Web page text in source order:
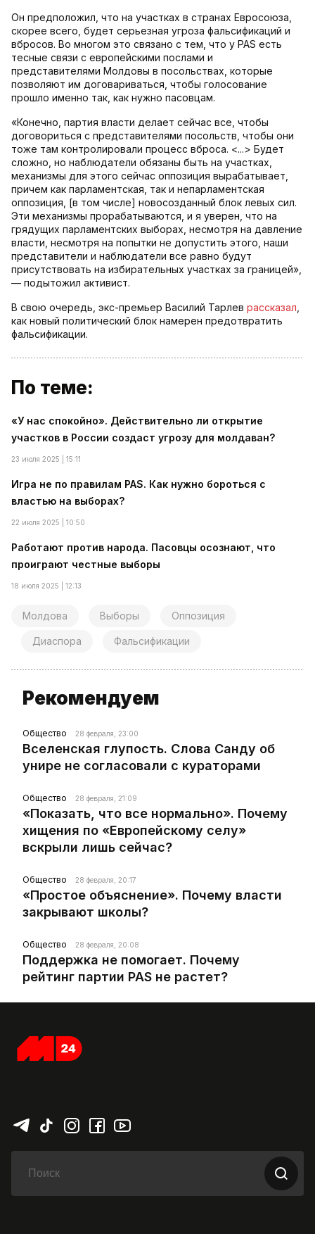
Он предположил, что на участках в странах Евросоюза,
скорее всего, будет серьезная угроза фальсификаций и
вбросов. Во многом это связано с тем, что у PAS есть
тесные связи с европейскими послами и
представителями Молдовы в посольствах, которые
позволяют им договариваться, чтобы голосование
прошло именно так, как нужно пасовцам.
«Конечно, партия власти делает сейчас все, чтобы
договориться с представителями посольств, чтобы они
тоже там контролировали процесс вброса. <...> Будет
сложно, но наблюдатели обязаны быть на участках,
механизмы для этого сейчас оппозиция вырабатывает,
причем как парламентская, так и непарламентская
оппозиция, [в том числе] новосозданный блок левых сил.
Эти механизмы прорабатываются, и я уверен, что на
грядущих парламентских выборах, несмотря на давление
власти, несмотря на попытки не допустить этого, наши
представители и наблюдатели все равно будут
присутствовать на избирательных участках за границей»,
— подытожил активист.
В свою очередь, экс-премьер Василий Тарлев рассказал
как новый политический блок намерен предотвратить
фальсификации.
По теме:
«У нас спокойно». Действительно ли открытие
участков в России создаст угрозу для молдаван?
23 июля 2025 | 15:11
Игра не по правилам PAS. Как нужно бороться с
властью на выборах?
22 июля 2025 | 10:50
Работают против народа. Пасовцы осознают, что
проиграют честные выборы
18 июля 2025 | 12:13
Молдова Выборы Оппозиция
Диаспора Фальсификации
Рекомендуем
Общество 28 февраля, 23:00
Вселенская глупость. Слова Санду об
унире не согласовали с кураторами
Общество 28 февраля, 21:09
«Показать, что все нормально». Почему
хищения по «Европейскому селу»
вскрыли лишь сейчас?
Общество 28 февраля, 20:17
«Простое объяснение». Почему власти
закрывают школы?
Общество 28 февраля, 20:08
Поддержка не помогает. Почему
рейтинг партии PAS не растет?